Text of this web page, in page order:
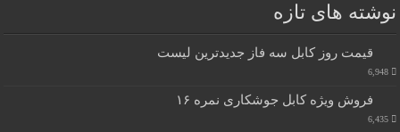
نوشته های تازه
قیمت روز کابل سه فاز جدیدترین لیست
6,948
فروش ویژه کابل جوشکاری نمره ۱۶
6,435